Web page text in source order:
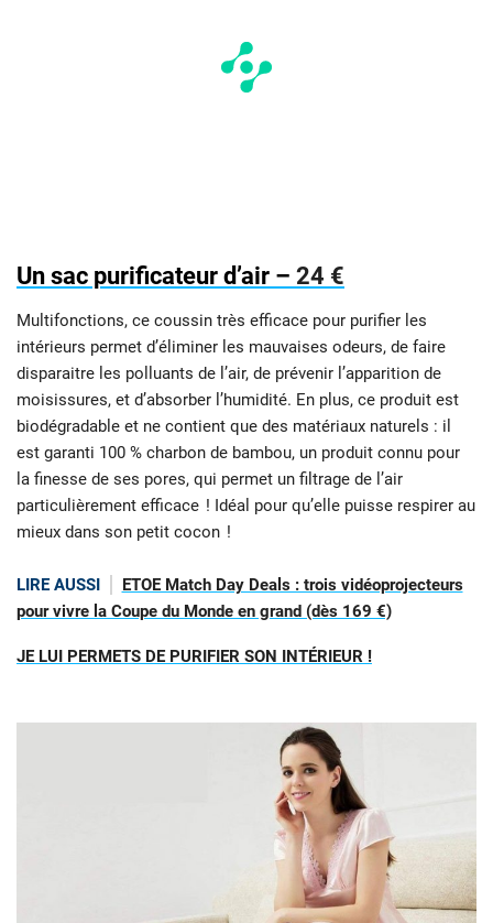
Un sac purificateur d’air – 24 €
Multifonctions, ce coussin très efficace pour purifier les
intérieurs permet d’éliminer les mauvaises odeurs, de faire
disparaitre les polluants de l’air, de prévenir l’apparition de
moisissures, et d’absorber l’humidité. En plus, ce produit est
biodégradable et ne contient que des matériaux naturels : il
est garanti 100 % charbon de bambou, un produit connu pour
la finesse de ses pores, qui permet un filtrage de l’air
particulièrement efficace ! Idéal pour qu’elle puisse respirer au
mieux dans son petit cocon !
LIRE AUSSI
ETOE Match Day Deals : trois vidéoprojecteurs
pour vivre la Coupe du Monde en grand (dès 169 €)
JE LUI PERMETS DE PURIFIER SON INTÉRIEUR !